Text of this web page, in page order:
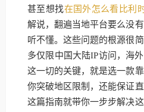
甚至想找在国外怎么看比利
解说，翻遍当地平台要么没
听不懂。这些问题的根源很
多仅限中国大陆IP访问，海
这一切的关键，就是选一款
你突破地区限制，还能保证
这篇指南就带你一步步解决